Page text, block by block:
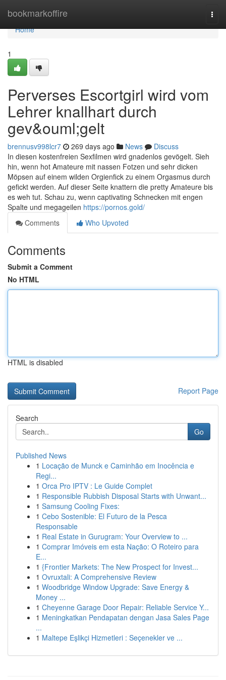
bookmarkoffire
Home
Home
1
Perverses Escortgirl wird vom
Lehrer knallhart durch
gev&ouml;gelt
brennusv998lcr7 269 days ago News
Discuss
In diesen kostenfreien Sexfilmen wird gnadenlos gevögelt. Sieh
hin, wenn hot Amateure mit nassen Fotzen und sehr dicken
Möpsen auf einem wilden Orgienfick zu einem Orgasmus durch
gefickt werden. Auf dieser Seite knattern die pretty Amateure bis
es weh tut. Schau zu, wenn captivating Schnecken mit engen
Spalte und megageilen https://pornos.gold/
Comments
Who Upvoted
Comments
Submit a Comment
No HTML
HTML is disabled
Report Page
Search
Go
Published News
1 Locação de Munck e Caminhão em Inocência e
Regi...
1 Orca Pro IPTV : Le Guide Complet
1 Responsible Rubbish Disposal Starts with Unwant...
1 Samsung Cooling Fixes:
1 Cebo Sostenible: El Futuro de la Pesca
Responsable
1 Real Estate in Gurugram: Your Overview to ...
1 Comprar Imóveis em esta Nação: O Roteiro para
E...
1 {Frontier Markets: The New Prospect for Invest...
1 Ovruxtali: A Comprehensive Review
1 Woodbridge Window Upgrade: Save Energy &
Money ...
1 Cheyenne Garage Door Repair: Reliable Service Y...
1 Meningkatkan Pendapatan dengan Jasa Sales Page
...
1 Maltepe Eşlikçi Hizmetleri : Seçenekler ve ...